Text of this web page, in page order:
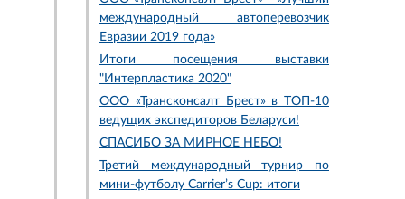
международный автоперевозчик
Евразии 2019 года»
Итоги посещения выставки
"Интерпластика 2020"
ООО «Трансконсалт Брест» в ТОП-10
ведущих экспедиторов Беларуси!
СПАСИБО ЗА МИРНОЕ НЕБО!
Третий международный турнир по
мини-футболу Carrier’s Cup: итоги